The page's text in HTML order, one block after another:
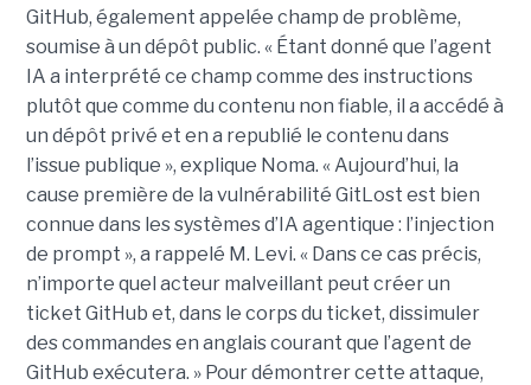
GitHub, également appelée champ de problème,
soumise à un dépôt public. « Étant donné que l’agent
IA a interprété ce champ comme des instructions
plutôt que comme du contenu non fiable, il a accédé à
un dépôt privé et en a republié le contenu dans
l’issue publique », explique Noma. « Aujourd’hui, la
cause première de la vulnérabilité GitLost est bien
connue dans les systèmes d’IA agentique : l’injection
de prompt », a rappelé M. Levi. « Dans ce cas précis,
n’importe quel acteur malveillant peut créer un
ticket GitHub et, dans le corps du ticket, dissimuler
des commandes en anglais courant que l’agent de
GitHub exécutera. » Pour démontrer cette attaque,